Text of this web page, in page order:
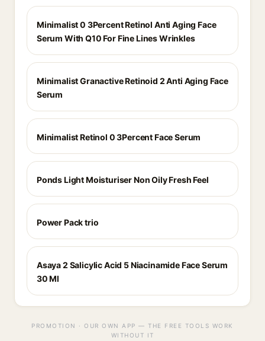
Minimalist 0 3Percent Retinol Anti Aging Face
Serum With Q10 For Fine Lines Wrinkles
Minimalist Granactive Retinoid 2 Anti Aging Face
Serum
Minimalist Retinol 0 3Percent Face Serum
Ponds Light Moisturiser Non Oily Fresh Feel
Power Pack trio
Asaya 2 Salicylic Acid 5 Niacinamide Face Serum
30 Ml
PROMOTION · OUR OWN APP — THE FREE TOOLS WORK
WITHOUT IT